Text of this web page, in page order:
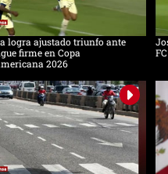
logra ajustado triunfo ante
firme en Copa
2026